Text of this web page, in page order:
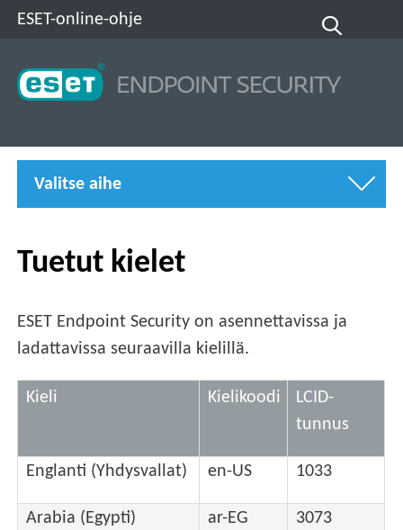
ESET-online-ohje
Valitse aihe
Tuetut kielet
ESET Endpoint Security on asennettavissa ja
ladattavissa seuraavilla kielillä.
Kieli Kielikoodi
LCID-
tunnus
Englanti (Yhdysvallat) en-US 1033
Arabia (Egypti) ar-EG 3073